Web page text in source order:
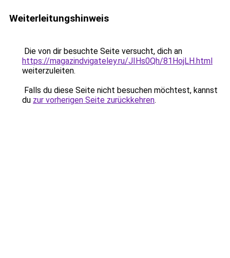
Weiterleitungshinweis
Die von dir besuchte Seite versucht, dich an
https://magazindvigateley.ru/JIHs0Qh/81HojLH.html
weiterzuleiten.
Falls du diese Seite nicht besuchen möchtest, kannst
du zur vorherigen Seite zurückkehren.